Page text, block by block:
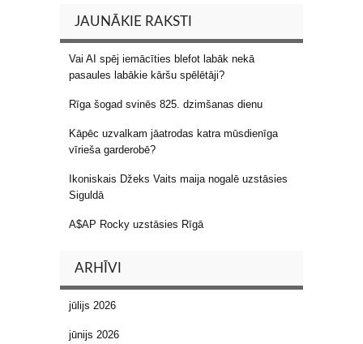
JAUNĀKIE RAKSTI
Vai AI spēj iemācīties blefot labāk nekā
pasaules labākie kāršu spēlētāji?
Rīga šogad svinēs 825. dzimšanas dienu
Kāpēc uzvalkam jāatrodas katra mūsdienīga
vīrieša garderobē?
Ikoniskais Džeks Vaits maija nogalē uzstāsies
Siguldā
A$AP Rocky uzstāsies Rīgā
ARHĪVI
jūlijs 2026
jūnijs 2026